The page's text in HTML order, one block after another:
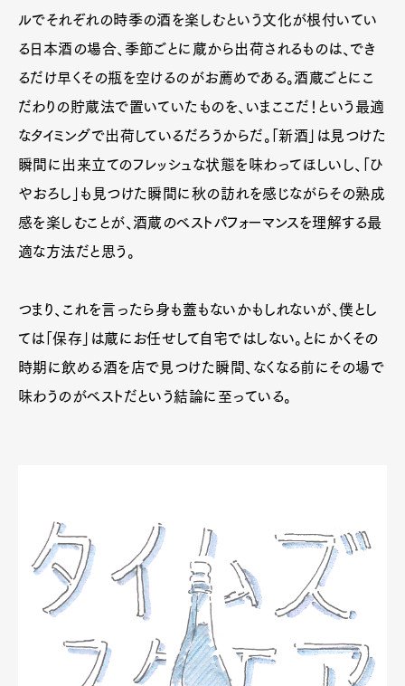
ルでそれぞれの時季の酒を楽しむという文化が根付いてい
る日本酒の場合、季節ごとに蔵から出荷されるものは、でき
るだけ早くその瓶を空けるのがお薦めである。酒蔵ごとにこ
だわりの貯蔵法で置いていたものを、いまここだ！という最適
なタイミングで出荷しているだろうからだ。「新酒」は見つけた
瞬間に出来立てのフレッシュな状態を味わってほしいし、「ひ
やおろし」も見つけた瞬間に秋の訪れを感じながらその熟成
感を楽しむことが、酒蔵のベストパフォーマンスを理解する最
適な方法だと思う。
つまり、これを言ったら身も蓋もないかもしれないが、僕とし
ては「保存」は蔵にお任せして自宅ではしない。とにかくその
時期に飲める酒を店で見つけた瞬間、なくなる前にその場で
味わうのがベストだという結論に至っている。